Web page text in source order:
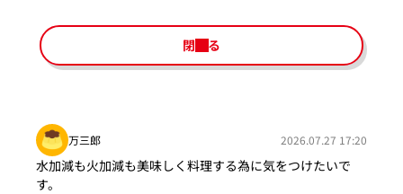
閉じる
万三郎 2026.07.27 17:20
水加減も火加減も美味しく料理する為に気をつけたいで
す。